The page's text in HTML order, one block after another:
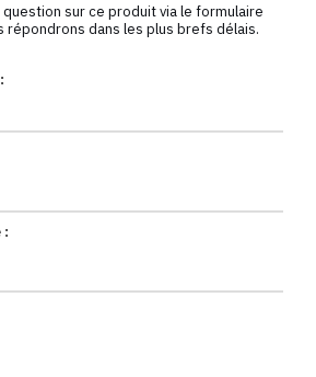
question sur ce produit via le formulaire
répondrons dans les plus brefs délais.
: